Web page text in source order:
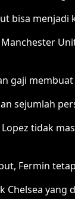
bisa
gaji
sejumlah
tidak
Fermin
Chelsea